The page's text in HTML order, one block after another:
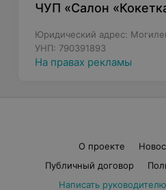
ЧУП «Салон
Юридический адрес:
УНП: 790391893
На правах рекламы
О проекте
Публичный договор
Написать